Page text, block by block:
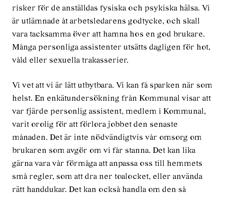
risker för de anställdas fysiska och psykiska hälsa. Vi
är utlämnade åt arbetsledarens godtycke, och skall
vara tacksamma över att hamna hos en god brukare.
Många personliga assistenter utsätts dagligen för hot,
våld eller sexuella trakasserier.
Vi vet att vi är lätt utbytbara. Vi kan få sparken när som
helst. En enkätundersökning från Kommunal visar att
var fjärde personlig assistent, medlem i Kommunal,
varit orolig för att förlora jobbet den senaste
månaden. Det är inte nödvändigtvis vår omsorg om
brukaren som avgör om vi får stanna. Det kan lika
gärna vara vår förmåga att anpassa oss till hemmets
små regler, som att dra ner toalocket, eller använda
rätt handdukar. Det kan också handla om den så